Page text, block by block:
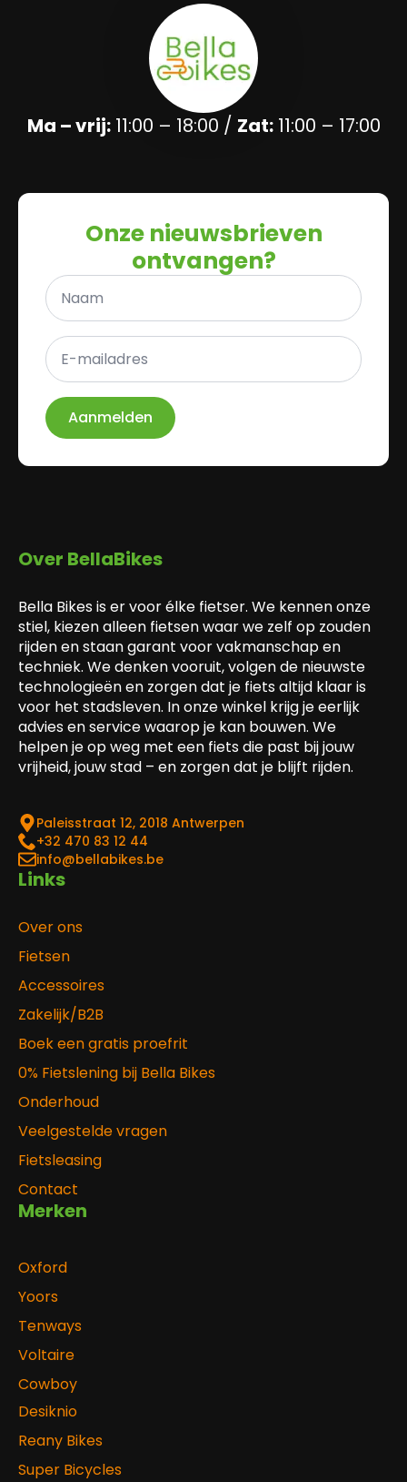
Ma – vrij:11:00 – 18:00 / Zat:11:00 – 17:00
Onze nieuwsbrieven
ontvangen?
Naam
E-
mailadres
*
Aanmelden
Over BellaBikes
Bella Bikes is er voor élke fietser. We kennen onze
stiel, kiezen alleen fietsen waar we zelf op zouden
rijden en staan garant voor vakmanschap en
techniek. We denken vooruit, volgen de nieuwste
technologieën en zorgen dat je fiets altijd klaar is
voor het stadsleven. In onze winkel krijg je eerlijk
advies en service waarop je kan bouwen. We
helpen je op weg met een fiets die past bij jouw
vrijheid, jouw stad – en zorgen dat je blijft rijden.
Paleisstraat 12, 2018 Antwerpen
‎+32 470 83 12 44
info@bellabikes.be
Links
Over ons
Fietsen
Accessoires
Zakelijk/B2B
Boek een gratis proefrit
0% Fietslening bij Bella Bikes
Onderhoud
Veelgestelde vragen
Fietsleasing
Contact
Merken
Oxford
Yoors
Tenways
Voltaire
Cowboy
Desiknio
Reany Bikes
Super Bicycles